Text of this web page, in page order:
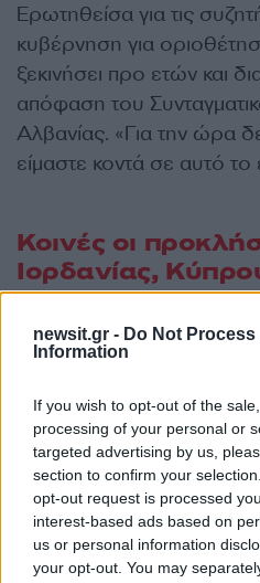
newsit.gr - Do Not Process
Information
If you wish to opt-out of the
processing of your personal or
targeted advertising by us,
section to confirm your
opt-out request is processed
interest-based ads based on
us or personal information
your opt-out. You may
Ερωτηθείσα για τις
κυβέρνηση για
ξεκινήσει προ ετών και
απόφαση του
Αλβανίας. «Για την ώρα
είμαστε κοντά σε αυτό
Κοινές οι
Ιορδανίας,
Η εκπρόσωπος του ΥΠΕΞ
πέμπτη τριμερή
Ιορδανίας και Κύπρου
χθες στην Ιορδανία.
Διακήρυξη, οι τρεις
δέσμευσή τους για
προώθηση του
συνεργασίας και
μια μακροπρόθεσμη